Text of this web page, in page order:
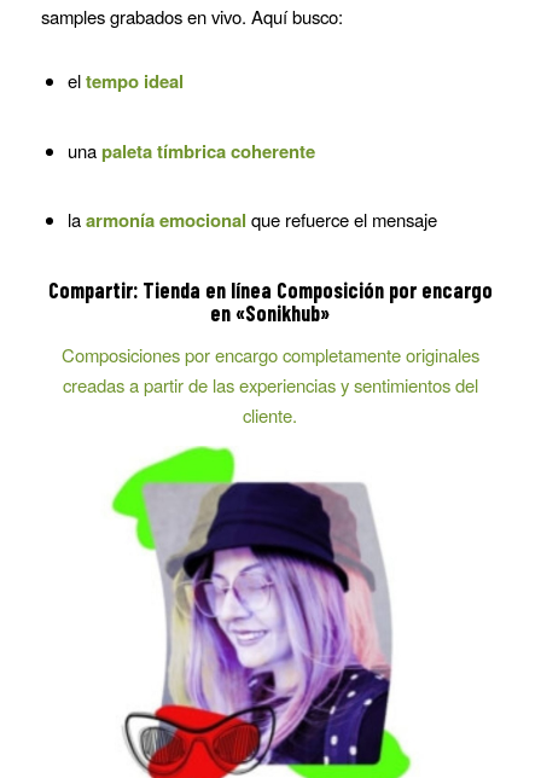
samples grabados en vivo. Aquí busco:
eltempo ideal
unapaleta tímbrica coherente
laarmonía emocional que refuerce el mensaje
Compartir: Tienda en línea Composición por encargo
en «Sonikhub»
Composiciones por encargo completamente originales
creadas a partir de las experiencias y sentimientos del
cliente.